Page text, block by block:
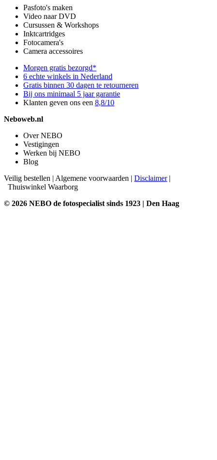
Pasfoto's maken
Video naar DVD
Cursussen & Workshops
Inktcartridges
Fotocamera's
Camera accessoires
Morgen gratis bezorgd*
6 echte winkels in Nederland
Gratis binnen 30 dagen te retourneren
Bij ons minimaal 5 jaar garantie
Klanten geven ons een 8,8/10
Neboweb.nl
Over NEBO
Vestigingen
Werken bij NEBO
Blog
Veilig bestellen Algemene voorwaarden Disclaimer|
Thuiswinkel Waarborg
© 2026 NEBO de fotospecialist sinds 1923 | Den Haag